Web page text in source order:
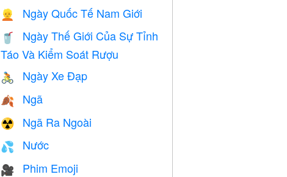
👱 Ngày Quốc Tế Nam Giới
🥤
Ngày Thế Giới Của Sự Tỉnh
Táo Và Kiểm Soát Rượu
🚴 Ngày Xe Đạp
🍂 Ngã
☢️ Ngã Ra Ngoài
💦 Nước
🎥 Phim Emoji